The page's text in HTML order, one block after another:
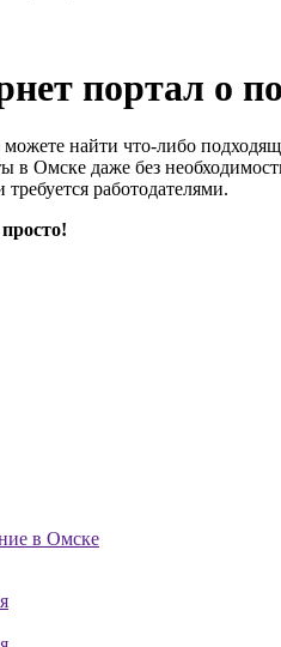
портал о
найти что-либо
в Омске даже без
работодателями.